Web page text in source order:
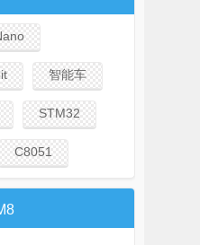
智能车
STM32
C8051